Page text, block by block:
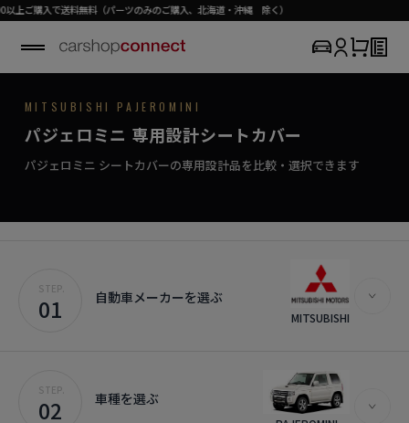
料（パーツのみのご購入、北海道・沖縄 除く） MITSUBISHI / PAJERO MINI
SEAT COVER COLLECTION
PAJERO MINI
専用シートカバー
大地を駆ける、頼もしいシートカバー。
初めての方はこちら›
MITSUBISHI PAJEROMINI
パジェロミニ 専用設計シートカバー
パジェロミニ シートカバーの専用設計品を比較・選択できます
STEP.
01 自動車メーカーを選ぶ
MITSUBISHI
STEP.
02 車種を選ぶ